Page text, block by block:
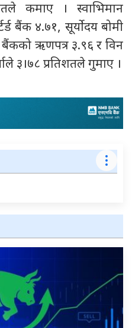
कमाए । स्वाभिमान
बैंक ४.७१, सूर्योदय बोमी
ऋणपत्र ३.९६ र विन
३।७८ प्रतिशतले गुमाए ।